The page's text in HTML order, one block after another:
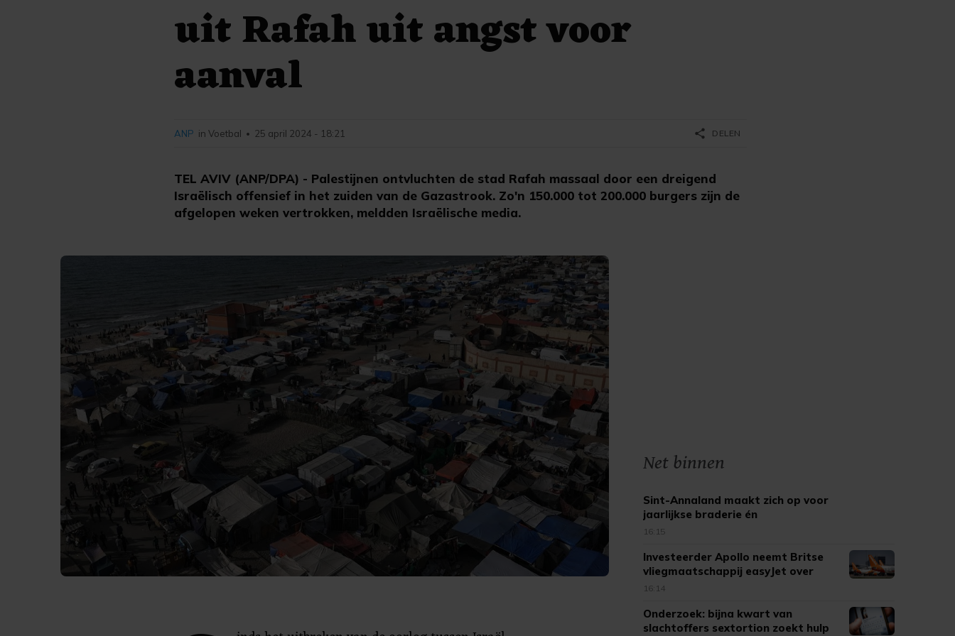
uit Rafah uit angst voor
aanval
TEL AVIV (ANP/DPA) - Palestijnen ontvluchten de stad Rafah massaal door een dreigend
Israëlisch offensief in het zuiden van de Gazastrook. Zo'n 150.000 tot 200.000 burgers zijn de
afgelopen weken vertrokken, meldden Israëlische media.
ANP in Voetbal • 25 april 2024 - 18:21 share DELEN
Net binnen
Sint-Annaland maakt zich op voor
jaarlijkse braderie én
kinderbraderie
16:15
Investeerder Apollo neemt Britse
vliegmaatschappij easyJet over
16:14
Onderzoek: bijna kwart van
slachtoffers sextortion zoekt hulp